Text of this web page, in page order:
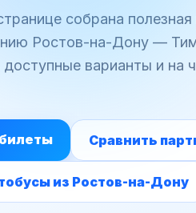
собрана
Ростов-на-Дону —
доступные варианты и на
Сравнить
из Ростов-на-Дону